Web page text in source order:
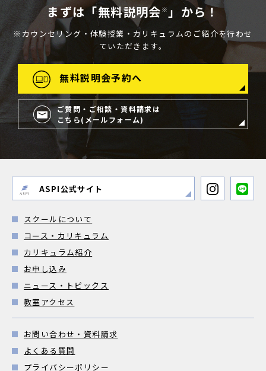
まずは「無料説明会 ※ 」から！
※カウンセリング・体験授業・カリキュラムのご紹介を行わせ
ていただきます。
無料説明会予約へ
ご質問・ご相談・資料請求は
こちら(メールフォーム)
ASPI公式サイト
スクールについて
コース・カリキュラム
カリキュラム紹介
お申し込み
ニュース・トピックス
教室アクセス
お問い合わせ・資料請求
よくある質問
プライバシーポリシー